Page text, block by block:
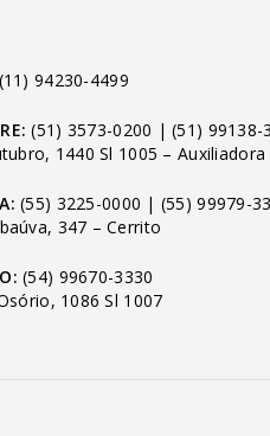
(11) 94230-4499
(51) 3573-0200 |(51) 99138-
1440 Sl 1005 – Auxiliadora
(55) 3225-0000 | (55) 99979-
347 – Cerrito
(54) 99670-3330
1086 Sl 1007